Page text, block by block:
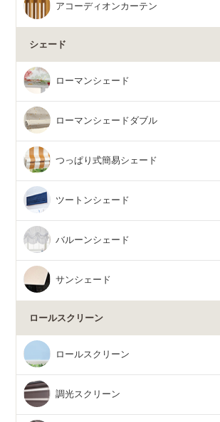
アコーディオンカーテン
シェード
ローマンシェード
ローマンシェードダブル
つっぱり式簡易シェード
ツートンシェード
バルーンシェード
サンシェード
ロールスクリーン
ロールスクリーン
調光スクリーン